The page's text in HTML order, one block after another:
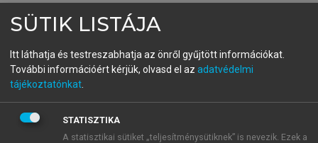
fiókoddal,vagy hozz létre új fiókot.
A regisztráció után apróbaidőszakautomatikusan
BELÉPÉS SAJÁT FIÓKKAL
SÜTIK LISTÁJA
Itt láthatja és testreszabhatja az önről gyűjtött információkat.
További információért kérjük, olvasd el az adatvédelmi
tájékoztatónkat
STATISZTIKA
A statisztikai sütiket „teljesítménysütiknek” is nevezik. Ezek a